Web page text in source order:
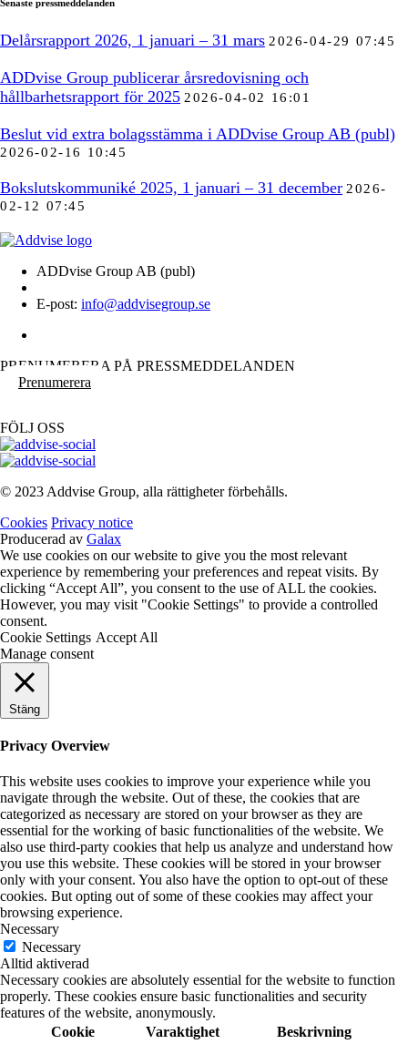
Senaste pressmeddelanden
Delårsrapport 2026, 1 januari – 31 mars 2026-04-29 07:45
ADDvise Group publicerar årsredovisning och
hållbarhetsrapport för 2025 2026-04-02 16:01
Beslut vid extra bolagsstämma i ADDvise Group AB (publ)
2026-02-16 10:45
Bokslutskommuniké 2025, 1 januari – 31 december 2026-
02-12 07:45
ADDvise Group AB (publ)
E-post: info@addvisegroup.se
PRENUMERERA PÅ PRESSMEDDELANDEN
Prenumerera
FÖLJ OSS
© 2023 Addvise Group, alla rättigheter förbehålls.
Cookies Privacy notice
Producerad av Galax
We use cookies on our website to give you the most relevant
experience by remembering your preferences and repeat visits. By
clicking “Accept All”, you consent to the use of ALL the cookies.
However, you may visit "Cookie Settings" to provide a controlled
consent.
Cookie Settings Accept All
Manage consent
Stäng
Privacy Overview
This website uses cookies to improve your experience while you
navigate through the website. Out of these, the cookies that are
categorized as necessary are stored on your browser as they are
essential for the working of basic functionalities of the website. We
also use third-party cookies that help us analyze and understand how
you use this website. These cookies will be stored in your browser
only with your consent. You also have the option to opt-out of these
cookies. But opting out of some of these cookies may affect your
browsing experience.
Necessary
Necessary
Alltid aktiverad
Necessary cookies are absolutely essential for the website to function
properly. These cookies ensure basic functionalities and security
features of the website, anonymously.
Cookie
Varaktighet Beskrivning